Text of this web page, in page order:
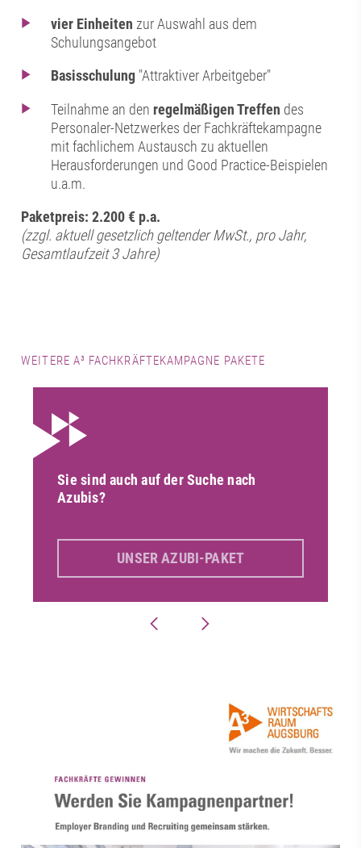
vier Einheiten zur Auswahl aus dem
Schulungsangebot
Basisschulung "Attraktiver Arbeitgeber"
Teilnahme an den regelmäßigen Treffen des
Personaler-Netzwerkes der Fachkräftekampagne
mit fachlichem Austausch zu aktuellen
Herausforderungen und Good Practice-Beispielen
u.a.m.
Paketpreis: 2.200 € p.a.
(zzgl. aktuell gesetzlich geltender MwSt., pro Jahr,
Gesamtlaufzeit 3 Jahre)
WEITERE A³ FACHKRÄFTEKAMPAGNE PAKETE
Sie sind auch auf der Suche nach
Azubis?
UNSER AZUBI-PAKET